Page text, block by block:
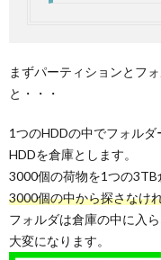
まずパーティションとフ
と・・・
1つのHDDの中でフォル
HDDを倉庫とします。
3000個の荷物を1つの3TB
3000個の中から探さなけ
フォルダは倉庫の中に入
大変になります。